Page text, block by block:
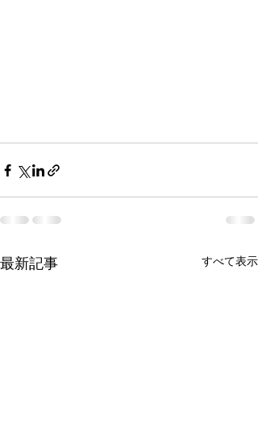
最新記事 すべて表示